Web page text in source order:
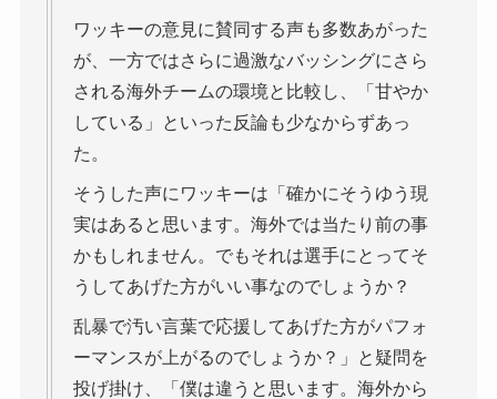
ワッキーの意見に賛同する声も多数あがった
が、一方ではさらに過激なバッシングにさら
される海外チームの環境と比較し、「甘やか
している」といった反論も少なからずあっ
た。
そうした声にワッキーは「確かにそうゆう現
実はあると思います。海外では当たり前の事
かもしれません。でもそれは選手にとってそ
うしてあげた方がいい事なのでしょうか？
乱暴で汚い言葉で応援してあげた方がパフォ
ーマンスが上がるのでしょうか？」と疑問を
投げ掛け、「僕は違うと思います。海外から